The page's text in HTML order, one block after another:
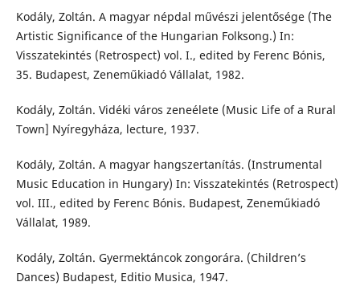
Kodály, Zoltán. A magyar népdal művészi jelentősége (The
Artistic Significance of the Hungarian Folksong.) In:
Visszatekintés (Retrospect) vol. I., edited by Ferenc Bónis,
35. Budapest, Zeneműkiadó Vállalat, 1982.
Kodály, Zoltán. Vidéki város zeneélete (Music Life of a Rural
Town] Nyíregyháza, lecture, 1937.
Kodály, Zoltán. A magyar hangszertanítás. (Instrumental
Music Education in Hungary) In: Visszatekintés (Retrospect)
vol. III., edited by Ferenc Bónis. Budapest, Zeneműkiadó
Vállalat, 1989.
Kodály, Zoltán. Gyermektáncok zongorára. (Children’s
Dances) Budapest, Editio Musica, 1947.